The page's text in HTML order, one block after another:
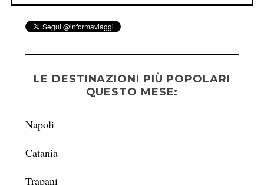
LE DESTINAZIONI PIÙ POPOLARI
QUESTO MESE:
Napoli
Catania
Trapani